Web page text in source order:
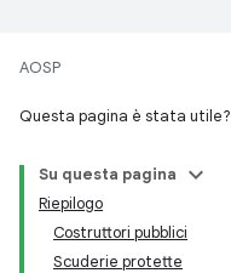
AOSP
Questa pagina è stata utile?
Su questa pagina
Riepilogo
Costruttori pubblici
Scuderie protette